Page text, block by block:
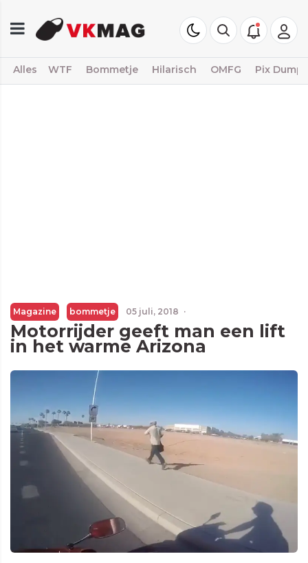
Alles WTF Bommetje Hilarisch OMFG Pix Dump
Magazine bommetje 05 juli, 2018 ·
Motorrijder geeft man een lift
in het warme Arizona